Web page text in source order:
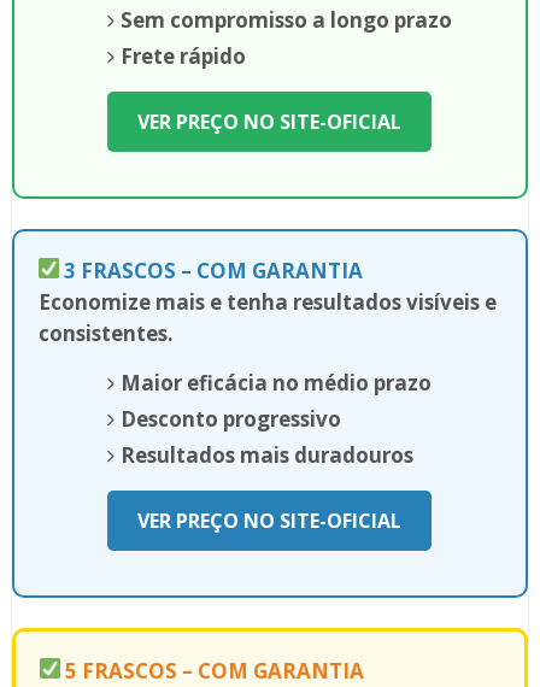
Sem compromisso a longo prazo
Frete rápido
VER PREÇO NO SITE-OFICIAL
3 FRASCOS – COM GARANTIA
Economize mais e tenha resultados visíveis e
consistentes.
Maior eficácia no médio prazo
Desconto progressivo
Resultados mais duradouros
VER PREÇO NO SITE-OFICIAL
5 FRASCOS – COM GARANTIA